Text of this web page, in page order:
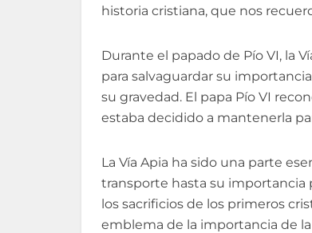
historia cristiana, que nos
Durante el papado de Pío VI, la
para salvaguardar su
su gravedad. El papa Pío VI
estaba decidido a mantenerla
La Vía Apia ha sido una parte
transporte hasta su importancia
los sacrificios de los primeros
emblema de la importancia de la